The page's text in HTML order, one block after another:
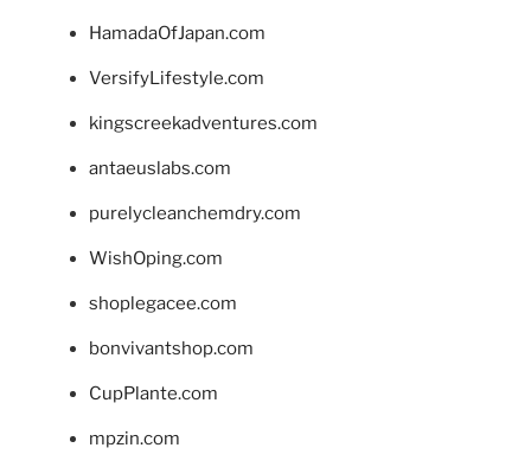
HamadaOfJapan.com
VersifyLifestyle.com
kingscreekadventures.com
antaeuslabs.com
purelycleanchemdry.com
WishOping.com
shoplegacee.com
bonvivantshop.com
CupPlante.com
mpzin.com